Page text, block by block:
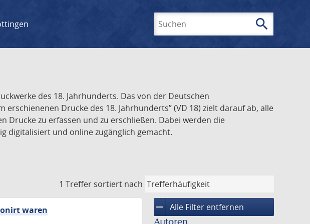
search
des 18. Jahrhunderts. Das von der Deutschen
Drucke des 18. Jahrhunderts” (VD 18) zielt darauf ab, alle
Drucke zu erfassen und zu erschließen. Dabei werden die
digitalisiert und online zugänglich gemacht.
1 Treffer sortiert nach
remove Alle Filter entfernen
waren